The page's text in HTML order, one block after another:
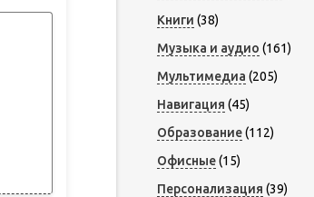
Книги (38)
Музыка и аудио (161)
Мультимедиа (205)
Навигация (45)
Образование(112)
Офисные(15)
Персонализация (39)